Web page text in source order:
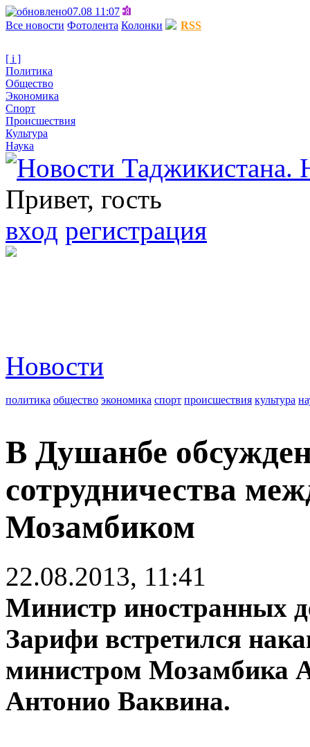
07.08 11:07
Все новости Фотолента Колонки RSS
[ i ]
Политика
Общество
Экономика
Спорт
Происшествия
Культура
Наука
Привет, гость
вход регистрация
Новости
политика общество экономика спорт происшествия культура
В Душанбе
сотрудничества
Мозамбиком
22.08.2013, 11:41
Министр иностранных
Зарифи встретился
министром Мозамбика
Антонио Ваквина.